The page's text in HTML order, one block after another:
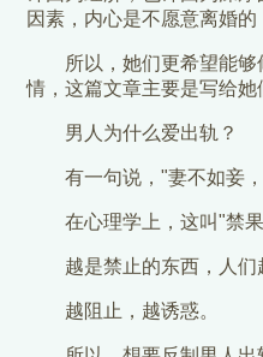
因素，内心是不愿意离婚的
所以，她们更希望能
情，这篇文章主要是写给她
男人为什么爱出轨？
有一句说，"妻不如妾
在心理学上，这叫"禁果
越是禁止的东西，人们
越阻止，越诱惑。